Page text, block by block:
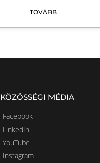
TOVÁBB
KÖZÖSSÉGI MÉDIA
Facebook
LinkedIn
YouTube
Instagram